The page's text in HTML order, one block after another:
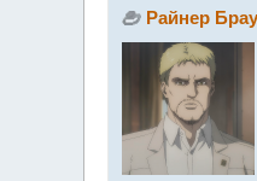
Райнер